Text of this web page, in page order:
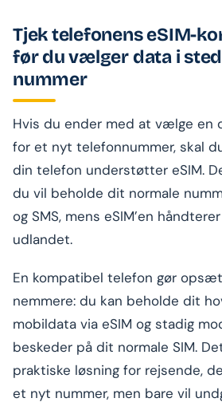
Tjek telefonens eSIM-
før du vælger data i
nummer
Hvis du ender med at vælge en
for et nyt telefonnummer, skal
din telefon understøtter eSIM.
du vil beholde dit normale
og SMS, mens eSIM’en
udlandet.
En kompatibel telefon gør
nemmere: du kan beholde dit
mobildata via eSIM og stadig
beskeder på dit normale SIM.
praktiske løsning for rejsende,
et nyt nummer, men bare vil